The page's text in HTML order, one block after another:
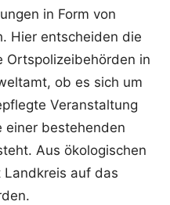
in Form von
Hier entscheiden die
Ortspolizeibehörden in
ob es sich um
Veranstaltung
einer bestehenden
Aus ökologischen
auf das